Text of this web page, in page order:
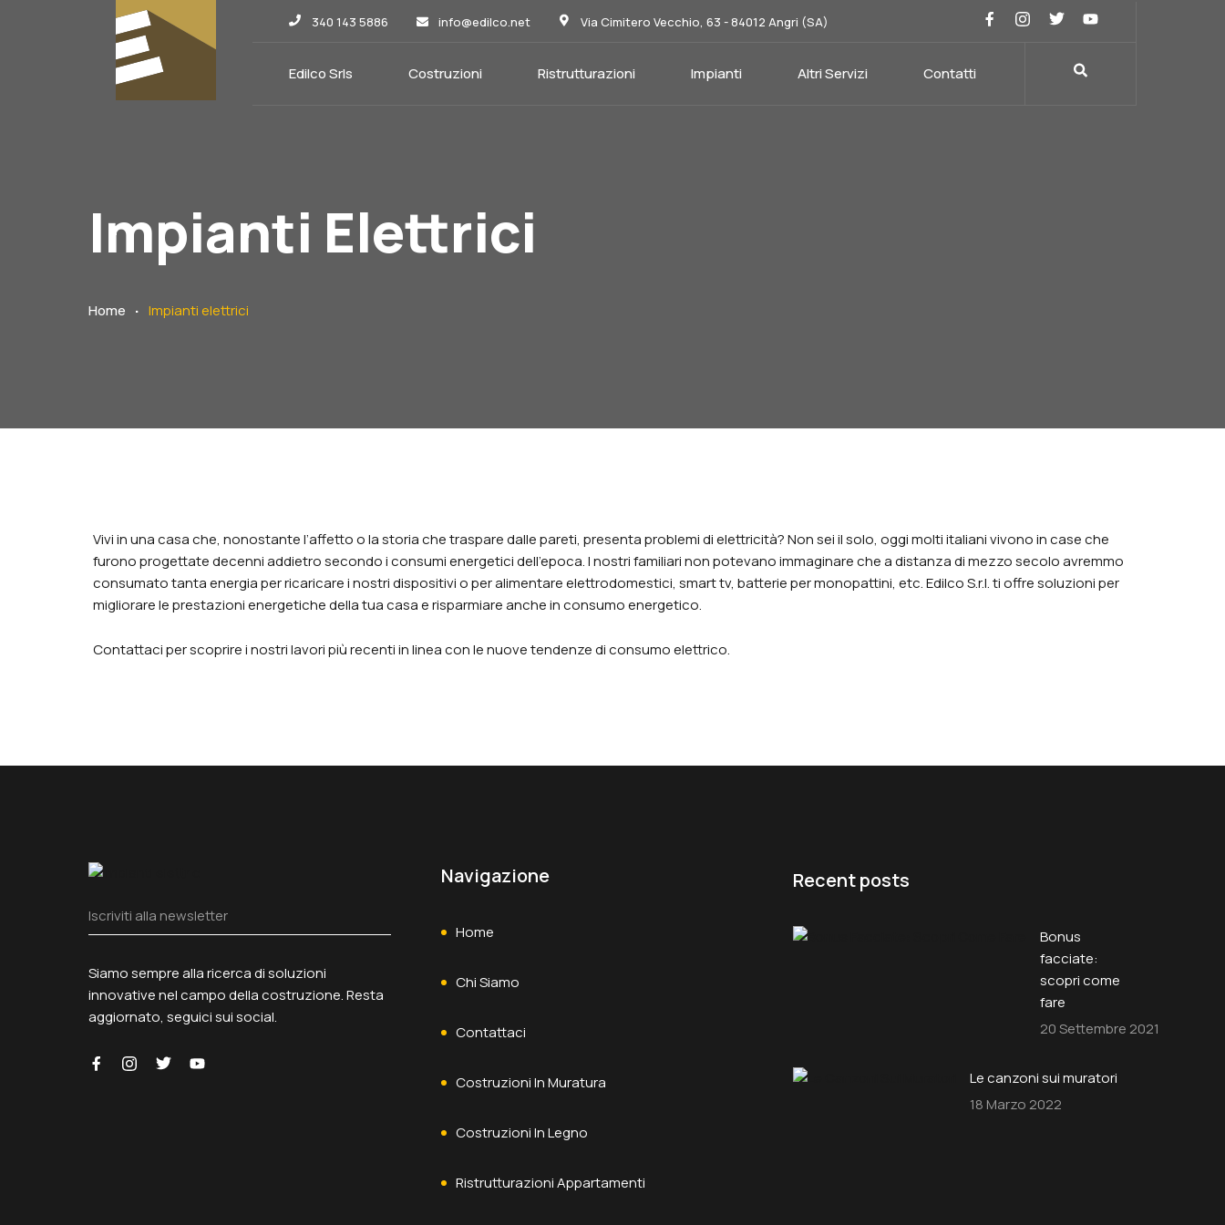
340 143 5886 info@edilco.net Via Cimitero Vecchio, 63 - 84012 Angri (SA)
Edilco Srls Costruzioni Ristrutturazioni Impianti Altri Servizi Contatti
Impianti Elettrici
Home . Impianti elettrici
Vivi in una casa che, nonostante l’affetto o la storia che traspare dalle pareti, presenta problemi di elettricità? Non sei il solo, oggi molti italiani vivono in case che
furono progettate decenni addietro secondo i consumi energetici dell’epoca. I nostri familiari non potevano immaginare che a distanza di mezzo secolo avremmo
consumato tanta energia per ricaricare i nostri dispositivi o per alimentare elettrodomestici, smart tv, batterie per monopattini, etc. Edilco S.r.l. ti offre soluzioni per
migliorare le prestazioni energetiche della tua casa e risparmiare anche in consumo energetico.
Contattaci per scoprire i nostri lavori più recenti in linea con le nuove tendenze di consumo elettrico.
Siamo sempre alla ricerca di soluzioni
innovative nel campo della costruzione. Resta
aggiornato, seguici sui social.
Navigazione
Home
Chi Siamo
Contattaci
Costruzioni In Muratura
Costruzioni In Legno
Ristrutturazioni Appartamenti
Recent posts
Bonus
facciate:
scopri come
fare
20 Settembre 2021
Le canzoni sui muratori
18 Marzo 2022